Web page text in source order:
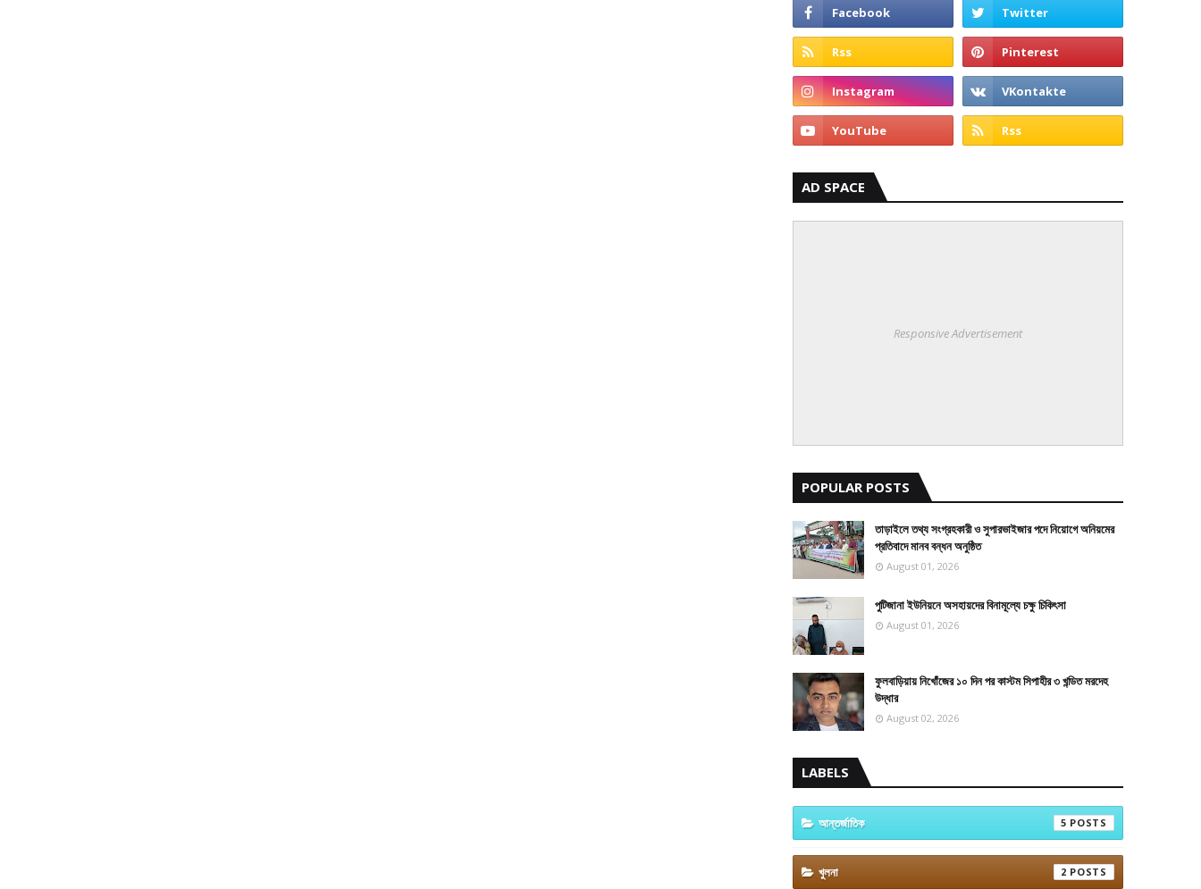
AD SPACE
Responsive Advertisement
POPULAR POSTS
তাড়াইলে তথ্য সংগ্রহকারী ও সুপারভাইজার পদে নিয়োগে অনিয়মের
প্রতিবাদে মানব বন্ধন অনুষ্ঠিত
August 01, 2026
পুটিজানা ইউনিয়নে অসহায়দের বিনামূল্যে চক্ষু চিকিৎসা
August 01, 2026
ফুলবাড়িয়ায় নিখোঁজের ১০ দিন পর কাস্টম সিপাহীর ৩ খন্ডিত মরদেহ
উদ্ধার
August 02, 2026
LABELS
আন্তর্জাতিক 5
খুলনা 2